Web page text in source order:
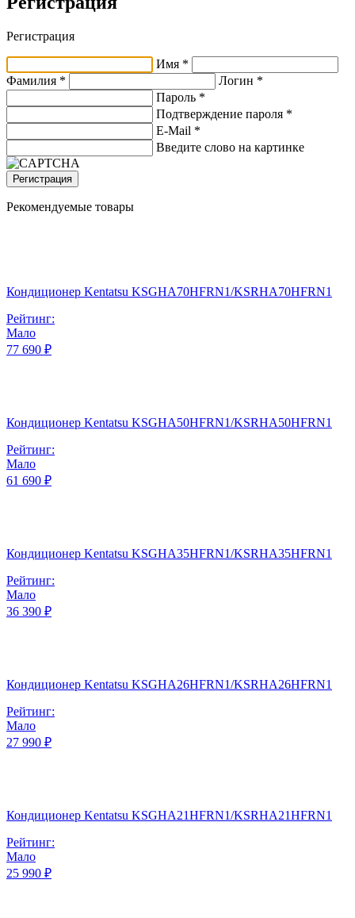
Регистрация
Имя *
Фамилия *
Логин *
Пароль *
Подтверждение пароля *
E-Mail *
Введите слово на картинке
Регистрация
Рекомендуемые товары
Кондиционер Kentatsu KSGHA70HFRN1/KSRHA70HFRN1
Рейтинг:
Мало
77 690 ₽
Кондиционер Kentatsu KSGHA50HFRN1/KSRHA50HFRN1
Рейтинг:
Мало
61 690 ₽
Кондиционер Kentatsu KSGHA35HFRN1/KSRHA35HFRN1
Рейтинг:
Мало
36 390 ₽
Кондиционер Kentatsu KSGHA26HFRN1/KSRHA26HFRN1
Рейтинг:
Мало
27 990 ₽
Кондиционер Kentatsu KSGHA21HFRN1/KSRHA21HFRN1
Рейтинг:
Мало
25 990 ₽